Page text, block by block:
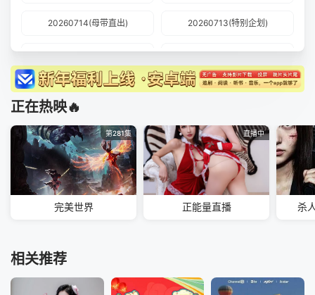
20260714(母带直出) 20260713(特别企划)
20260708(宿舍不熄灯) 20260707(第4期)
20260707(母带直出) 20260704(母带直出)
20260630(第3期) 20260627(母带直出)
20260624(宿舍不熄灯) 20260623(第2期)
20260617(宿舍不熄灯)
20260609(先导片) 20260608(EP00)
正在热映🔥
第281集
完美世界
直播中
正能量直播 杀
相关推荐